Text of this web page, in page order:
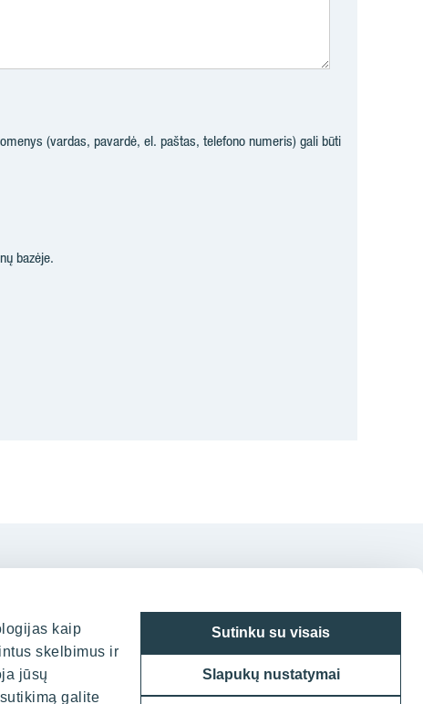
kaip
skelbimus ir
jūsų
galite
Sutinku su visais
Slapukų nustatymai
(vardas, pavardė, el. paštas, telefono numeris) gali būti
bazėje.
Vilniuje
g. 7, LT-05132